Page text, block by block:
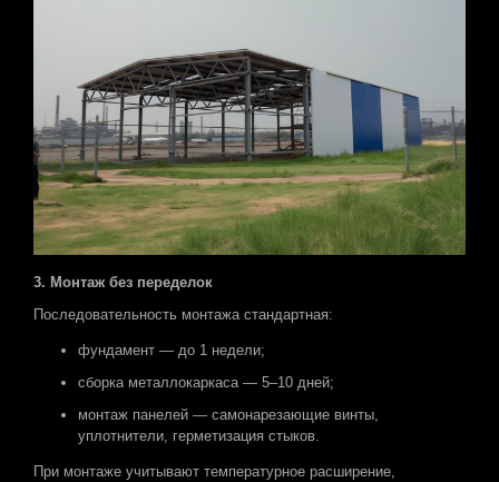
3. Монтаж без переделок
Последовательность монтажа стандартная:
фундамент — до 1 недели;
сборка металлокаркаса — 5–10 дней;
монтаж панелей — самонарезающие винты,
уплотнители, герметизация стыков.
При монтаже учитывают температурное расширение,